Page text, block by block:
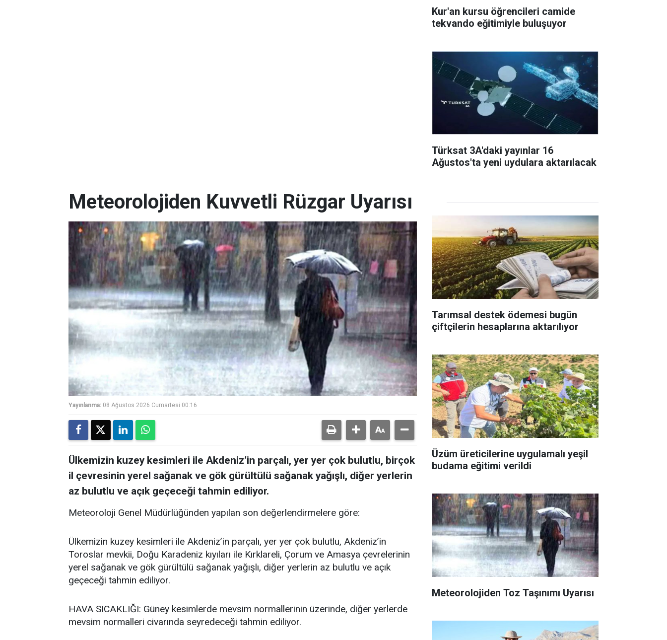
Kur'an kursu öğrencileri camide
tekvando eğitimiyle buluşuyor
Türksat 3A'daki yayınlar 16
Ağustos'ta yeni uydulara aktarılacak
Meteorolojiden Kuvvetli Rüzgar Uyarısı
Yayınlanma: 08 Ağustos 2026 Cumartesi 00:16
Ülkemizin kuzey kesimleri ile Akdeniz’in parçalı, yer yer çok bulutlu, birçok
il çevresinin yerel sağanak ve gök gürültülü sağanak yağışlı, diğer yerlerin
az bulutlu ve açık geçeceği tahmin ediliyor.
Meteoroloji Genel Müdürlüğünden yapılan son değerlendirmelere göre:
Ülkemizin kuzey kesimleri ile Akdeniz’in parçalı, yer yer çok bulutlu, Akdeniz’in
Toroslar mevkii, Doğu Karadeniz kıyıları ile Kırklareli, Çorum ve Amasya çevrelerinin
yerel sağanak ve gök gürültülü sağanak yağışlı, diğer yerlerin az bulutlu ve açık
geçeceği tahmin ediliyor.
HAVA SICAKLIĞI: Güney kesimlerde mevsim normallerinin üzerinde, diğer yerlerde
mevsim normalleri civarında seyredeceği tahmin ediliyor.
Tarımsal destek ödemesi bugün
çiftçilerin hesaplarına aktarılıyor
Üzüm üreticilerine uygulamalı yeşil
budama eğitimi verildi
Meteorolojiden Toz Taşınımı Uyarısı